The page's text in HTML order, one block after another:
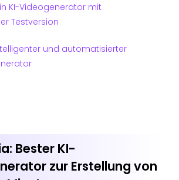
sind
Pro Version:
Videos
Bilder,
19,99 € pro
Monat für
KI-Videogenerator mit
Testversion
und automatisierter
Bester KI-
zur Erstellung von